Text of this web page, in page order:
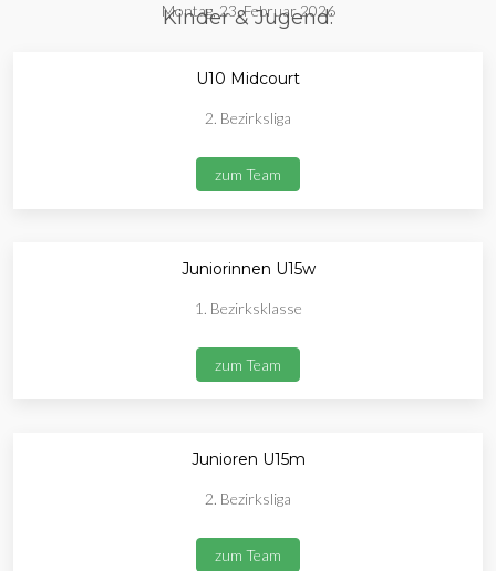
Montag, 23. Februar 2026
Kinder & Jugend:
U10 Midcourt
2. Bezirksliga
zum Team
Juniorinnen U15w
1. Bezirksklasse
zum Team
Junioren U15m
2. Bezirksliga
zum Team